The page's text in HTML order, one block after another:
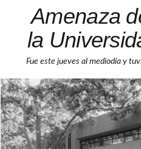
Amenaza
la
Fue este jueves al mediodía y